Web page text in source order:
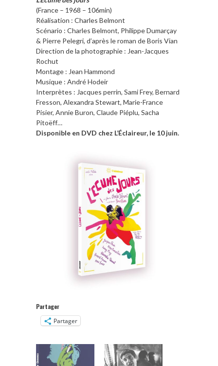
(France – 1968 – 106min)
Réalisation : Charles Belmont
Scénario : Charles Belmont, Philippe Dumarçay
& Pierre Pelegri, d’après le roman de Boris Vian
Direction de la photographie : Jean-Jacques
Rochut
Montage : Jean Hammond
Musique : André Hodeir
Interprètes : Jacques perrin, Sami Frey, Bernard
Fresson, Alexandra Stewart, Marie-France
Pisier, Annie Buron, Claude Piéplu, Sacha
Pitoëff…
Disponible en DVD chez L’Éclaireur, le 10 juin.
Partager
Partager